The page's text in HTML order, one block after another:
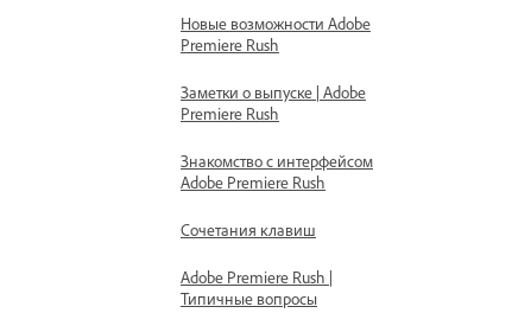
Новые возможности Adobe
Premiere Rush
Заметки о выпуске | Adobe
Premiere Rush
Знакомство с интерфейсом
Adobe Premiere Rush
Сочетания клавиш
Adobe Premiere Rush |
Типичные вопросы